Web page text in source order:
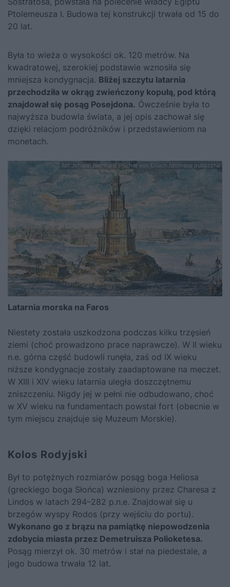
Ptolemeusza I. Budowa tej konstrukcji trwała od 15 do
20 lat.
Była to wieża o wysokości ok. 120 metrów. Na
kwadratowej, szerokiej podstawie wznosiła się
mniejsza kondygnacja. Bliżej szczytu latarnia
przechodziła w okrąg zwieńczony kopułą, pod którą
znajdował się posąg Posejdona. Ówcześnie była to
najwyższa budowla świata, a jej opis zachował się
dzięki relacjom podróżników i przedstawieniom na
monetach.
fot.Johann Bernhard Fischer von Erlach /domena publiczna
Latarnia morska na Faros
Niestety została uszkodzona podczas kilku trzęsień
ziemi (choć prowadzono prace naprawcze). W II wieku
n.e. górna część budowli runęła, zaś od IX wieku
niższe kondygnacje zostały zaadaptowane na meczet.
W XIII i XIV wieku latarnia uległa doszczętnemu
zniszczeniu. Nigdy jej w pełni nie odbudowano, choć
w XV wieku na fundamentach powstał fort (obecnie w
tym miejscu znajduje się Muzeum Morskie).
Kolos Rodyjski
Był to potężnych rozmiarów posąg boga Heliosa
(greckiego boga Słońca) wzniesiony przez Charesa z
Lindos w latach 294–282 p.n.e. Znajdował się u
brzegów wyspy Rodos (przy wejściu do portu).
Wykonano go z brązu na pamiątkę niepowodzenia
zdobycia miasta przez Demetruisza Polioketesa.
Posąg mierzył ok. 30 metrów i stał na piedestale, a
jego budowa trwała 12 lat.